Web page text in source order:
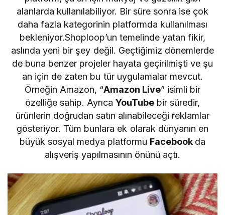
alanlarda kullanılabiliyor. Bir süre sonra ise çok
daha fazla kategorinin platformda kullanılması
bekleniyor.Shoploop’un temelinde yatan fikir,
aslında yeni bir şey değil. Geçtiğimiz dönemlerde
de buna benzer projeler hayata geçirilmişti ve şu
an için de zaten bu tür uygulamalar mevcut.
Örneğin Amazon, “Amazon Live” isimli bir
özelliğe sahip. Ayrıca YouTube bir süredir,
ürünlerin doğrudan satın alınabileceği reklamlar
gösteriyor. Tüm bunlara ek olarak dünyanın en
büyük sosyal medya platformu Facebook da
alışveriş yapılmasının önünü açtı.